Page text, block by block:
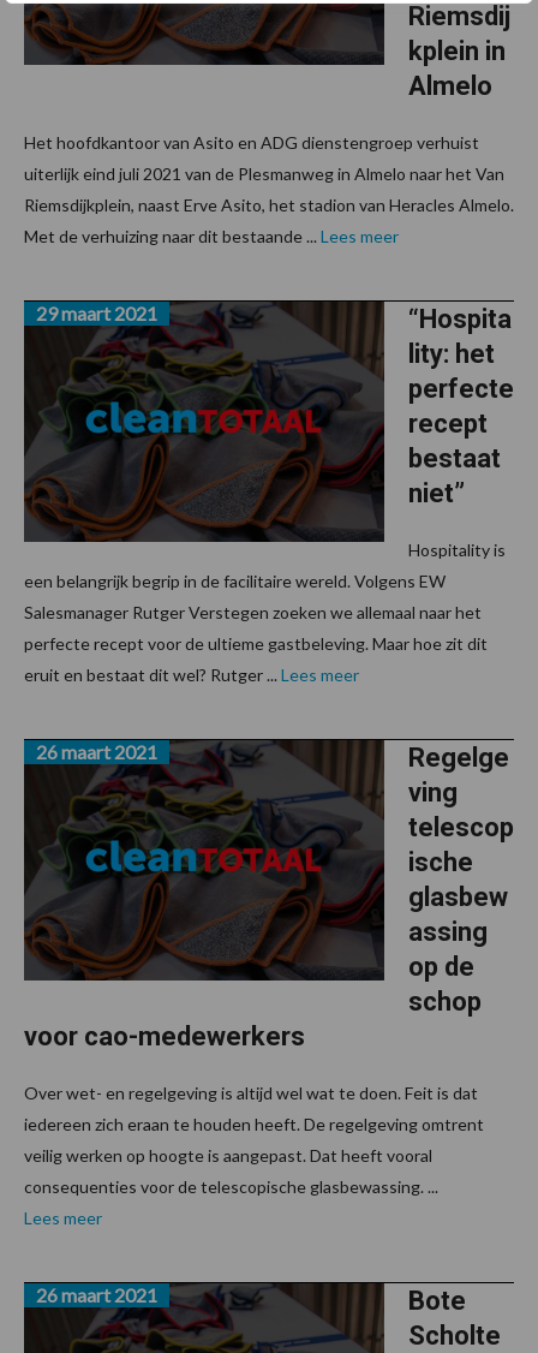
Riemsdij
kplein in
Almelo
Het hoofdkantoor van Asito en ADG dienstengroep verhuist
uiterlijk eind juli 2021 van de Plesmanweg in Almelo naar het Van
Riemsdijkplein, naast Erve Asito, het stadion van Heracles Almelo.
Met de verhuizing naar dit bestaande ...Lees meer
“Hospita
lity: het
perfecte
recept
bestaat
niet”
29 maart 2021
Hospitality is
een belangrijk begrip in de facilitaire wereld. Volgens EW
Salesmanager Rutger Verstegen zoeken we allemaal naar het
perfecte recept voor de ultieme gastbeleving. Maar hoe zit dit
eruit en bestaat dit wel? Rutger ...Lees meer
Regelge
ving
telescop
ische
glasbew
assing
op de
schop
voor cao-medewerkers
26 maart 2021
Over wet- en regelgeving is altijd wel wat te doen. Feit is dat
iedereen zich eraan te houden heeft. De regelgeving omtrent
veilig werken op hoogte is aangepast. Dat heeft vooral
consequenties voor de telescopische glasbewassing. ...
Lees meer
Bote
Scholte
26 maart 2021